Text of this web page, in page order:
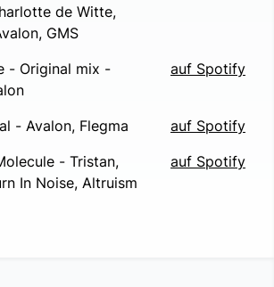
de Witte,
GMS
- Original mix -
auf Spotify
- Avalon, Flegma
auf Spotify
- Tristan,
In Noise, Altruism
auf Spotify